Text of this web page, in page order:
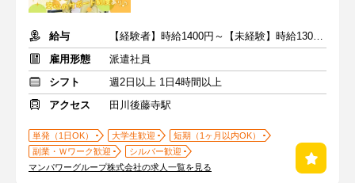
給与
【経験者】時給1400円～【未経験】時給1300円～ ※交通費全額
雇用形態
派遣社員
シフト
週2日以上 1日4時間以上
アクセス
田川後藤寺駅
単発（1日OK） 大学生歓迎
短期（1ヶ月以内OK）
副業・Ｗワーク歓迎
シルバー歓迎
マンパワーグループ株式会社の求人一覧を見る